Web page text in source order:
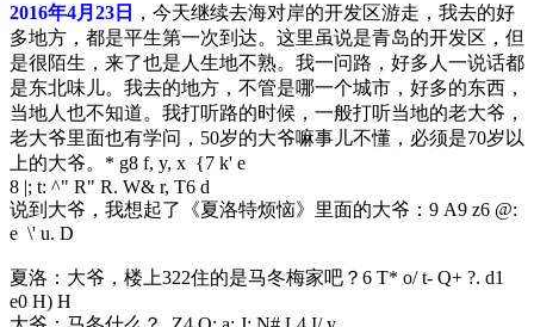
2016年4月23日
，今天继续去海对岸的开发区游走，我去的好
多地方，都是平生第一次到达。这里虽说是青岛的开发区，但
是很陌生，来了也是人生地不熟。我一问路，好多人一说话都
是东北味儿。我去的地方，不管是哪一个城市，好多的东西，
当地人也不知道。我打听路的时候，一般打听当地的老大爷，
老大爷里面也有学问，50岁的大爷嘛事儿不懂，必须是70岁以
上的大爷。 * g8 f, y, x {7 k' e
8 |; t: ^" R" R. W& r, T6 d
说到大爷，我想起了《夏洛特烦恼》里面的大爷： 9 A9 z6 @:
e \' u. D
夏洛：大爷，楼上322住的是马冬梅家吧？ 6 T* o/ t- Q+ ?. d1
e0 H) H